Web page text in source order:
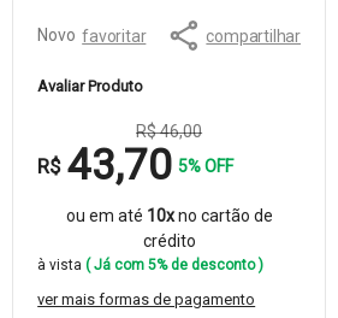
Novo favoritar compartilhar
Avaliar Produto
R$ 46,00
R$ 43,70 5% OFF
ou em até 10xno cartão de
crédito
à vista( Já com 5% de desconto )
ver mais formas de pagamento